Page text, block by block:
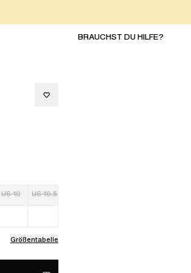
BRAUCHST DU HILFE?
US 10 US 10.5
Größentabelle